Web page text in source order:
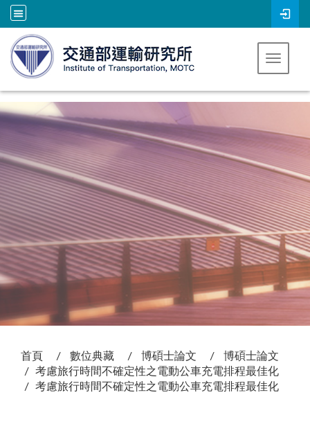
跳到主要內容
Toggle
首頁 數位典藏 博碩士論文
博碩士論文
考慮旅行時間不確定性之電動公車充電排程最佳化
考慮旅行時間不確定性之電動公車充電排程最佳化